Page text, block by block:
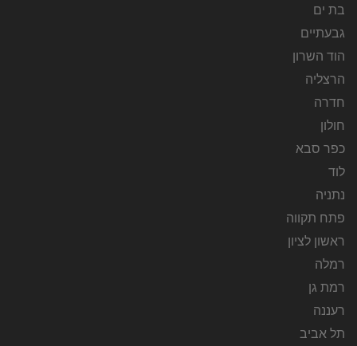
בת ים
גבעתיים
הוד השרון
הרצליה
חדרה
חולון
כפר סבא
לוד
נתניה
פתח תקווה
ראשון לציון
רמלה
רמת גן
רעננה
תל אביב